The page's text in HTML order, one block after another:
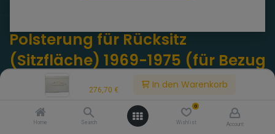
276,70 € In den Warenkorb
Home Search
0
Wishlist Account
Polsterung für Rücksitz
(Sitzfläche) 1969-1975 (für Bezug
aus Stoff)